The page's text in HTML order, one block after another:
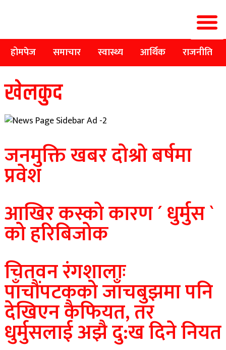
होमपेज समाचार स्वास्थ्य आर्थिक राजनीति
खेलकुद
जनमुक्ति खबर दाेश्राे बर्षमा
प्रवेश
आखिर कस्काे कारण ´ धुर्मुस `
काे हरिबिजाेक
चितवन रंगशालाः
पाँचौंपटकको जाँचबुझमा पनि
देखिएन कैफियत, तर
धुर्मुसलाई अझै दु:ख दिने नियत